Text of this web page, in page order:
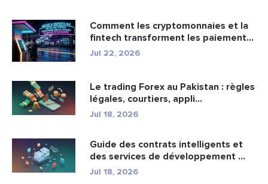
Comment les cryptomonnaies et la
fintech transforment les paiement...
Jul 22, 2026
Le trading Forex au Pakistan : règles
légales, courtiers, appli...
Jul 18, 2026
Guide des contrats intelligents et
des services de développement ...
Jul 18, 2026